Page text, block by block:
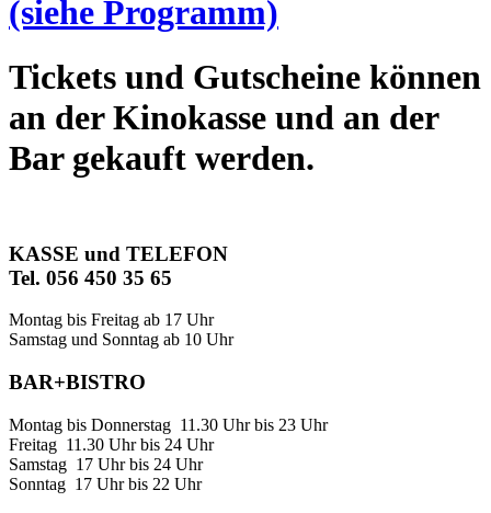
(siehe Programm)
Tickets und Gutscheine können
an der Kinokasse und an der
Bar gekauft werden.
KASSE und TELEFON
Tel. 056 450 35 65
Montag bis Freitag ab 17 Uhr
Samstag und Sonntag ab 10 Uhr
BAR+BISTRO
Montag bis Donnerstag 11.30 Uhr bis 23 Uhr
Freitag 11.30 Uhr bis 24 Uhr
Samstag 17 Uhr bis 24 Uhr
Sonntag 17 Uhr bis 22 Uhr